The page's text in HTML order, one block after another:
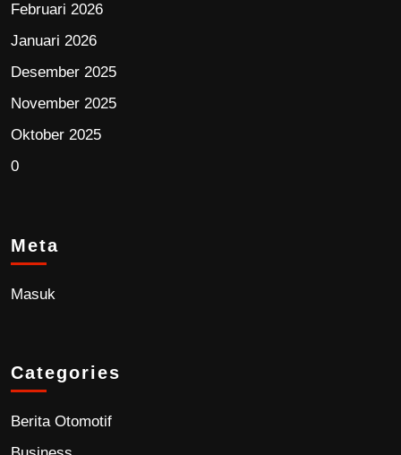
Februari 2026
Januari 2026
Desember 2025
November 2025
Oktober 2025
0
Meta
Masuk
Categories
Berita Otomotif